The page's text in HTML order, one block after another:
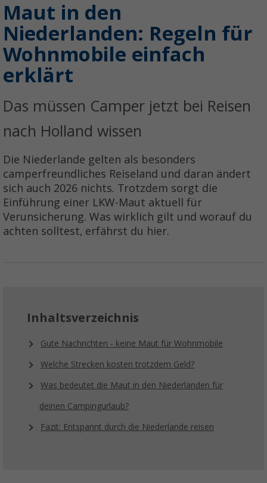
Maut in den
Niederlanden: Regeln für
Wohnmobile einfach
erklärt
Das müssen Camper jetzt bei Reisen
nach Holland wissen
Die Niederlande gelten als besonders
camperfreundliches Reiseland und daran ändert
sich auch 2026 nichts. Trotzdem sorgt die
Einführung einer LKW-Maut aktuell für
Verunsicherung. Was wirklich gilt und worauf du
achten solltest, erfährst du hier.
Inhaltsverzeichnis
Gute Nachrichten - keine Maut für Wohnmobile
Welche Strecken kosten trotzdem Geld?
Was bedeutet die Maut in den Niederlanden für
deinen Campingurlaub?
Fazit: Entspannt durch die Niederlande reisen